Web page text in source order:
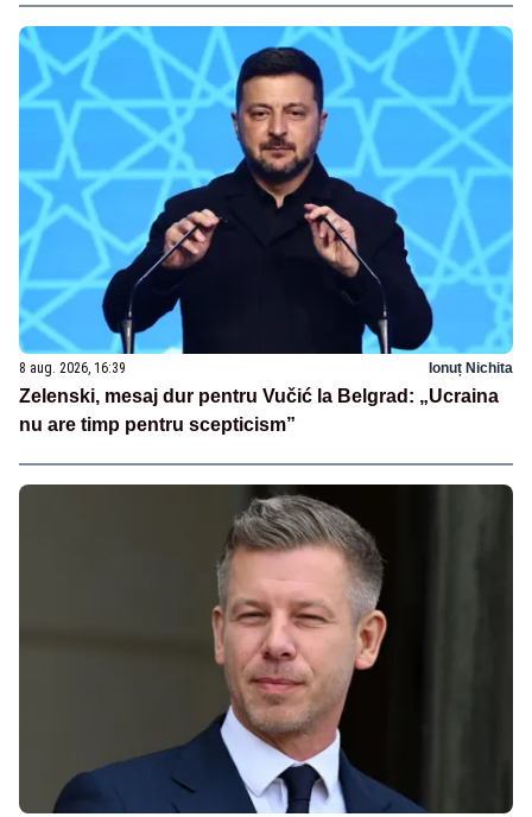
8 aug. 2026, 16:39 Ionuț Nichita
Zelenski, mesaj dur pentru Vučić la Belgrad: „Ucraina
nu are timp pentru scepticism”